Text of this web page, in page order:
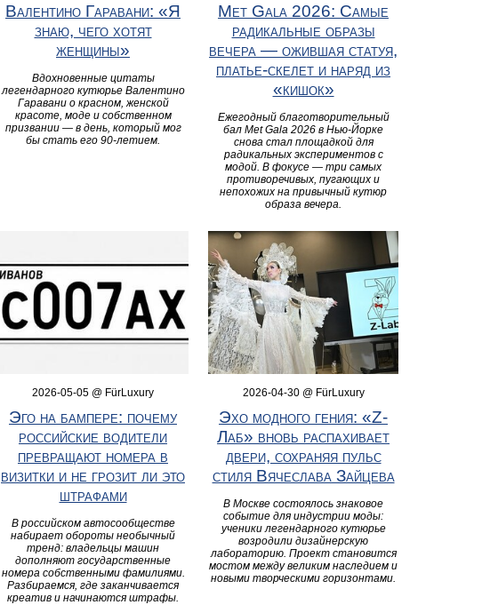
Валентино Гаравани: «Я
знаю, чего хотят
женщины»
Вдохновенные цитаты
легендарного кутюрье Валентино
Гаравани о красном, женской
красоте, моде и собственном
призвании — в день, который мог
бы стать его 90-летием.
Met Gala 2026: Самые
радикальные образы
вечера — ожившая статуя,
платье-скелет и наряд из
«кишок»
Ежегодный благотворительный
бал Met Gala 2026 в Нью-Йорке
снова стал площадкой для
радикальных экспериментов с
модой. В фокусе — три самых
противоречивых, пугающих и
непохожих на привычный кутюр
образа вечера.
2026-05-05 @ FürLuxury
Эго на бампере: почему
российские водители
превращают номера в
визитки и не грозит ли это
штрафами
В российском автосообществе
набирает обороты необычный
тренд: владельцы машин
дополняют государственные
номера собственными фамилиями.
Разбираемся, где заканчивается
креатив и начинаются штрафы.
2026-04-30 @ FürLuxury
Эхо модного гения: «Z-
Лаб» вновь распахивает
двери, сохраняя пульс
стиля Вячеслава Зайцева
В Москве состоялось знаковое
событие для индустрии моды:
ученики легендарного кутюрье
возродили дизайнерскую
лабораторию. Проект становится
мостом между великим наследием и
новыми творческими горизонтами.